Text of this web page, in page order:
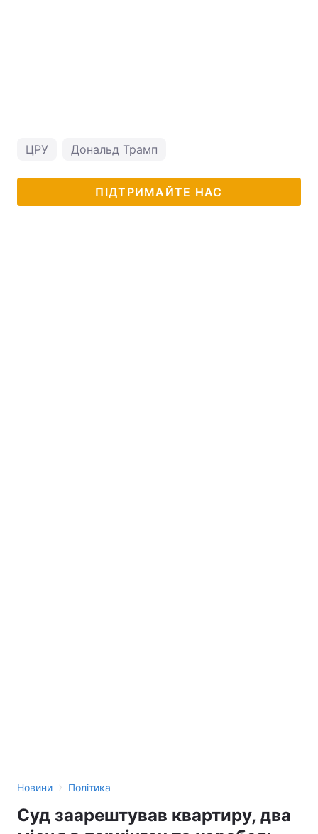
ЦРУ Дональд Трамп
ПІДТРИМАЙТЕ НАС
Новини › Політика
Суд заарештував квартиру, два